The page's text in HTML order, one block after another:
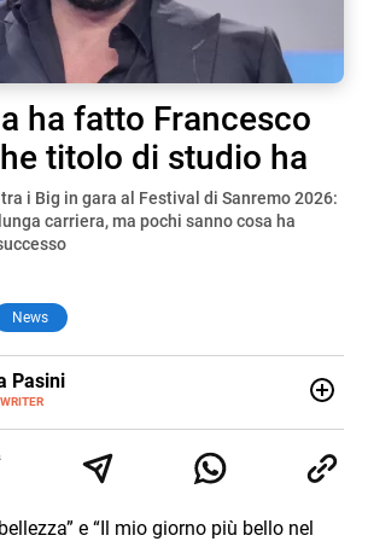
ha fatto Francesco
titolo di studio ha
i Big in gara al Festival di Sanremo 2026:
carriera, ma pochi sanno cosa ha
News
Pasini
dell'informazione e quelle storie di
di luoghi, viaggi unici, cultura e lifestyle,
e “Il mio giorno più bello nel